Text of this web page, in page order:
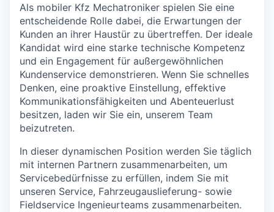
Als mobiler Kfz Mechatroniker spielen Sie eine
entscheidende Rolle dabei, die Erwartungen der
Kunden an ihrer Haustür zu übertreffen. Der ideale
Kandidat wird eine starke technische Kompetenz
und ein Engagement für außergewöhnlichen
Kundenservice demonstrieren. Wenn Sie schnelles
Denken, eine proaktive Einstellung, effektive
Kommunikationsfähigkeiten und Abenteuerlust
besitzen, laden wir Sie ein, unserem Team
beizutreten.
In dieser dynamischen Position werden Sie täglich
mit internen Partnern zusammenarbeiten, um
Servicebedürfnisse zu erfüllen, indem Sie mit
unseren Service, Fahrzeugauslieferung- sowie
Fieldservice Ingenieurteams zusammenarbeiten.